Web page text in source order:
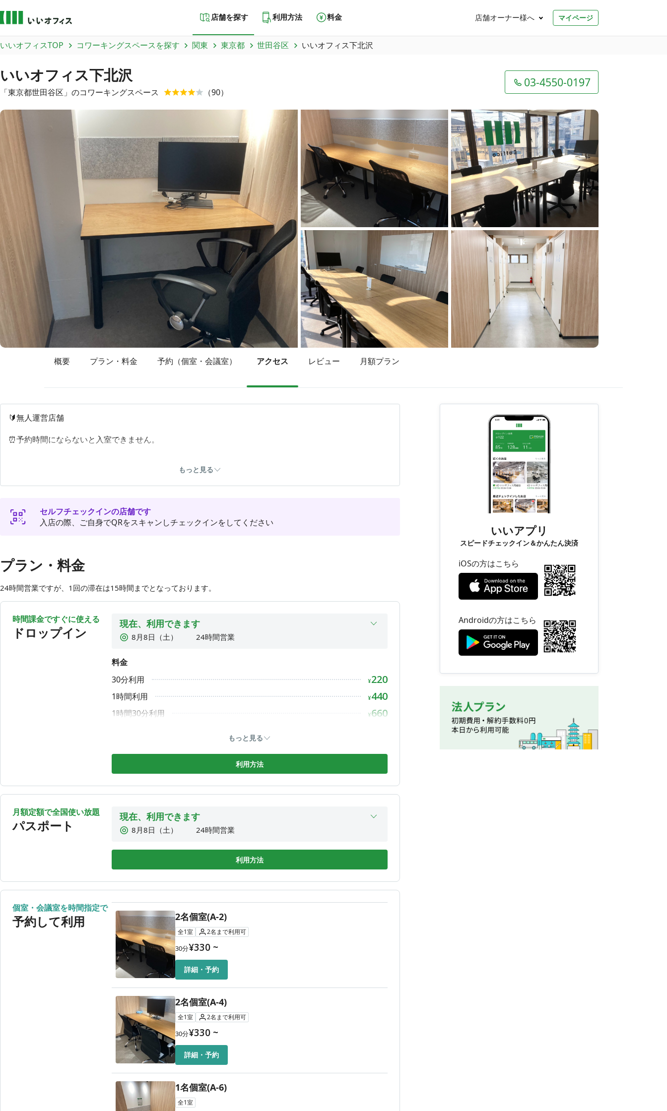
店舗を探す 利用方法 料金 店舗オーナー様へ マイページ
いいオフィスTOP コワーキングスペースを探す 関東 東京都 世田谷区 いいオフィス下北沢
いいオフィス下北沢
「東京都世田谷区 」のコワーキングスペース （90）
03-4550-0197
概要 プラン・料金 予約（個室・会議室） アクセス レビュー 月額プラン
🔰無人運営店舗
⏰予約時間にならないと入室できません。
各個室にヘッドホンをご用意しておりますので、ご自由にご利用ください。
・大きい音量での撮影
・共有エリアでの通話やオンライン会議
・未就学児のご利用
上記を行った場合は速やかに退店していただきます。また予約時間前の退店でも返金は一切行いません。
当コワーキングスペースでは、以下を含むいかなる理由においても、ご利用料金の返金はいたしかねます。
・モニター表示不具合（アプリにて部屋変更をお試しください）
・Wi-Fi接続不具合（スマホのリフレッシュ、再起動をお試しください）
・操作忘れでの自動延長（アプリからご予約の場合は、必ず終了ボタンを押下してください）
・日時変更（予約時間のみアプリから変更可能です）
ご利用に際しては、あらかじめご了承くださいますようお願い申し上げます。
ご質問等は、ホームページの問い合わせフォームからお問合せください。
📞03-4550-0197（平日10時〜18時）
もっと見る
セルフチェックインの店舗です
入店の際、ご自身でQRをスキャンしチェックインをしてください
プラン・料金
24時間営業ですが、1回の滞在は15時間までとなっております。
時間課金ですぐに使える
ドロップイン
現在、利用できます
8月8日（土）
24時間営業
8月11日（火）
24時間営業
8月12日（水）
24時間営業
8月13日（木）
料金
30分利用
¥220
1時間利用 ¥440
1時間30分利用 ¥660
4時間利用 1,760
4時間30分利用 1,980
5時間利用
5時間30分利用 ¥2,420
2,640
6時間30分利用 ¥2,860
1DAY利用
もっと見る
利用方法
月額定額で全国使い放題
パスポート
現在、利用できます
8月8日（土）
24時間営業
8月12日（水）
24時間営業
8月13日（木）
24時間営業
8月14日（金）
24時間営業
利用方法
個室・会議室を時間指定で
予約して利用 2名個室(A-2)
全1室 2名 まで利用可
30分¥330 ~
詳細・予約
2名個室(A-4)
全1室 2名 まで利用可
30分¥330 ~
詳細・予約
1名個室(A-6)
全1室
いいアプリ
スピードチェックイン＆かんたん決済
iOSの方はこちら
Androidの方はこちら